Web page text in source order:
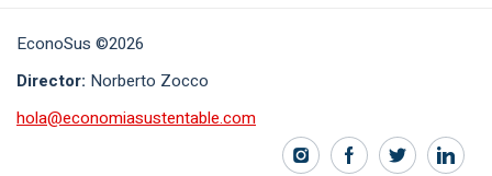
EconoSus ©2026
Director: Norberto Zocco
hola@economiasustentable.com